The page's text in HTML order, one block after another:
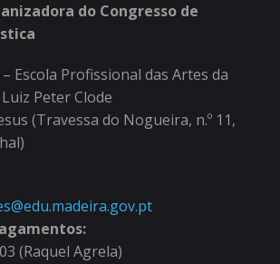
do Congresso de
Escola Profissional das Artes da
Peter Clode
(Travessa do Nogueira, n.º 11,
(Raquel Agrela)